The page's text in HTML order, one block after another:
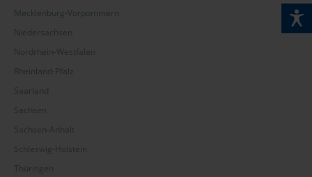
Mecklenburg-Vorpommern
Niedersachsen
Nordrhein-Westfalen
Rheinland-Pfalz
Saarland
Sachsen
Sachsen-Anhalt
Schleswig-Holstein
Thüringen